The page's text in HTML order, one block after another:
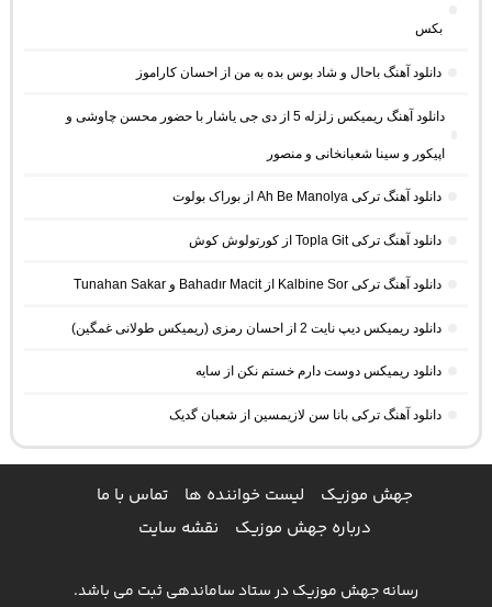
بکس
دانلود آهنگ باحال و شاد بوس بده به من از احسان کاراموز
دانلود آهنگ ریمیکس زلزله 5 از دی جی یاشار با حضور محسن چاوشی و
اپیکور و سینا شعبانخانی و منصور
دانلود آهنگ ترکی Ah Be Manolya از بوراک بولوت
دانلود آهنگ ترکی Topla Git از کورتولوش کوش
دانلود آهنگ ترکی Kalbine Sor از Bahadır Macit و Tunahan Sakar
دانلود ریمیکس دیپ نایت 2 از احسان رمزی (ریمیکس طولانی غمگین)
دانلود ریمیکس دوست دارم خستم نکن از سایه
دانلود آهنگ ترکی بانا سن لازیمسین از شعبان گدیک
جهش موزیک لیست خواننده ها
تماس با ما
درباره جهش موزیک
نقشه سایت
رسانه جهش موزیک در ستاد ساماندهی ثبت می باشد.